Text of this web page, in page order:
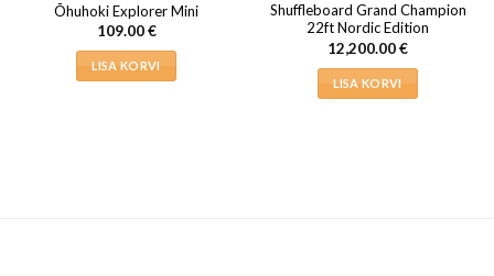
Õhuhoki Explorer Mini
109.00€
LISA KORVI
Shuffleboard Grand Champion
22ft Nordic Edition
12,200.00€
LISA KORVI